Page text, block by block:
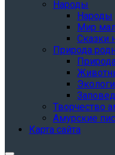
Народы
Народы
Мир
Сказки
Природа
Творчество
Амурские
Карта сайта